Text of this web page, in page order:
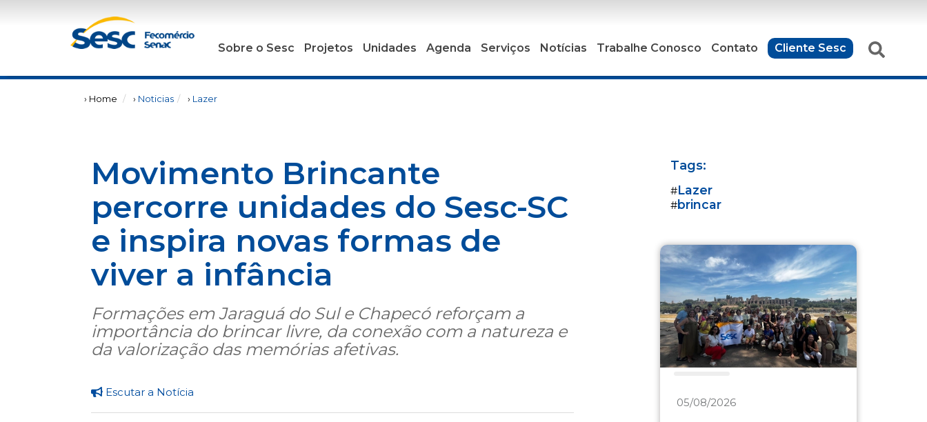
Sobre o Sesc Projetos Unidades Agenda Serviços Notícias Trabalhe Conosco Contato Cliente Sesc
› Home › Noticias › Lazer
Movimento Brincante
percorre unidades do Sesc-SC
e inspira novas formas de
viver a infância
Formações em Jaraguá do Sul e Chapecó reforçam a
importância do brincar livre, da conexão com a natureza e
da valorização das memórias afetivas.
Escutar a Notícia
Tags:
#Lazer
#brincar
05/08/2026